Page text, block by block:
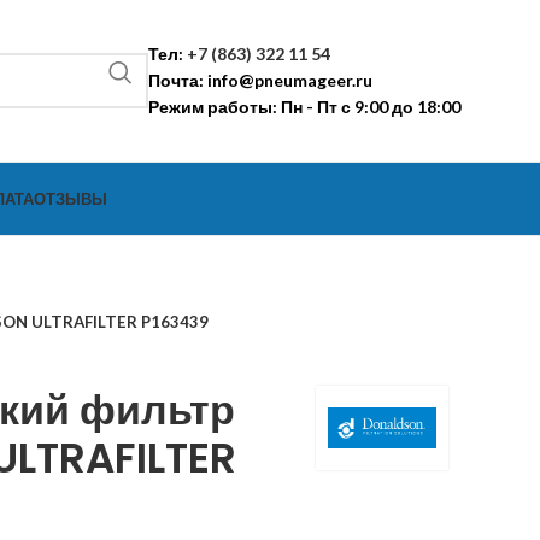
Тел: +7 (863) 322 11 54
Почта: info@pneumageer.ru
Режим работы: Пн - Пт с 9:00 до 18:00
ОТЗЫВЫ
ULTRAFILTER P163439
фильтр